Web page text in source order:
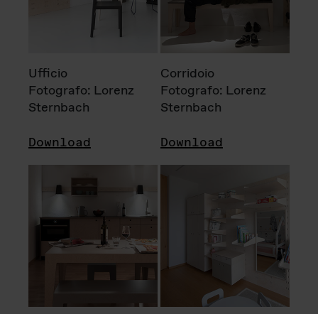
Ufficio
Fotografo: Lorenz
Sternbach
Download
Corridoio
Fotografo: Lorenz
Sternbach
Download